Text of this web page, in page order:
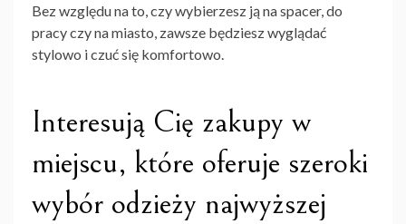
Bez względu na to, czy wybierzesz ją na spacer, do
pracy czy na miasto, zawsze będziesz wyglądać
stylowo i czuć się komfortowo.
Interesują Cię zakupy w
miejscu, które oferuje szeroki
wybór odzieży najwyższej